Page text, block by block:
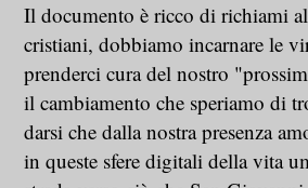
Il documento è ricco di richiami
cristiani, dobbiamo incarnare le
prenderci cura del nostro
il cambiamento che speriamo di
darsi che dalla nostra presenza
in queste sfere digitali della vita